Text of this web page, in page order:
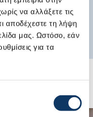
να αλλάξετε τις
αποδέχεστε τη λήψη
μας. Ωστόσο, εάν
για τα
8:30-14:00